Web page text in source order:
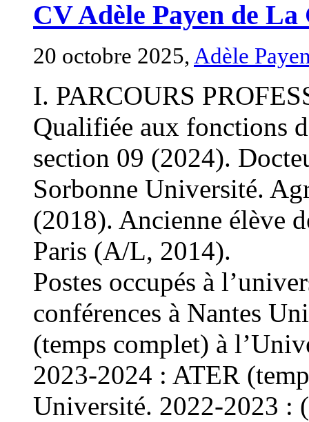
CV Adèle Payen de
20 octobre 2025,Adèle
I. PARCOURS
Qualifiée aux fonctions
section 09 (2024).
Sorbonne Université.
(2018). Ancienne élève
Paris (A/L, 2014).
Postes occupés à
conférences à Nantes
(temps complet) à
2023-2024 : ATER
Université. 2022-2023